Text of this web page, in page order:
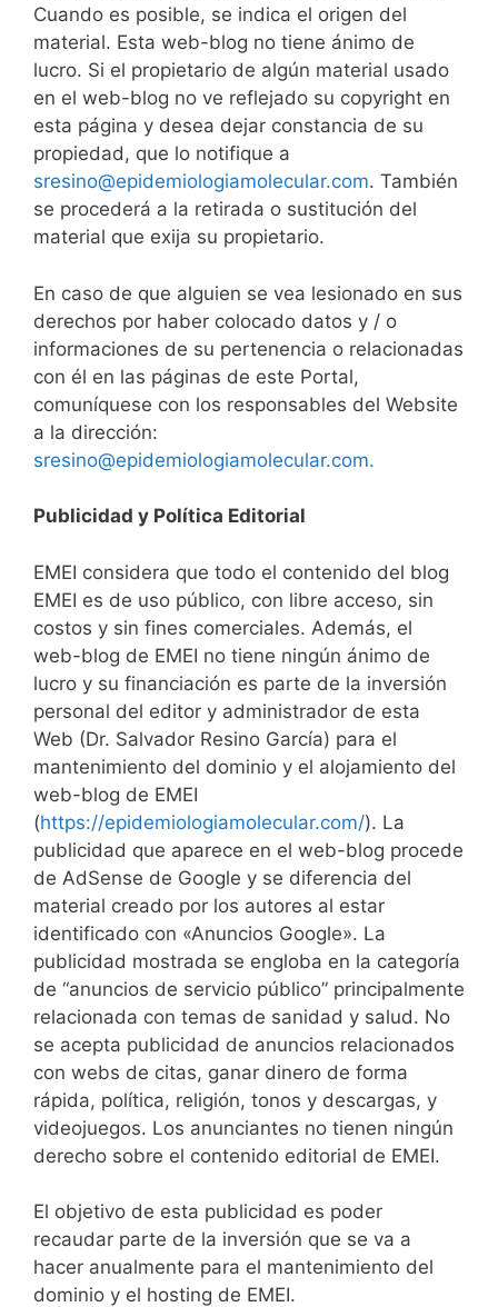
Cuando es posible, se indica el origen del
material. Esta web-blog no tiene ánimo de
lucro. Si el propietario de algún material usado
en el web-blog no ve reflejado su copyright en
esta página y desea dejar constancia de su
propiedad, que lo notifique a
sresino@epidemiologiamolecular.com. También
se procederá a la retirada o sustitución del
material que exija su propietario.
En caso de que alguien se vea lesionado en sus
derechos por haber colocado datos y / o
informaciones de su pertenencia o relacionadas
con él en las páginas de este Portal,
comuníquese con los responsables del Website
a la dirección:
sresino@epidemiologiamolecular.com.
Publicidad y Política Editorial
EMEI considera que todo el contenido del blog
EMEI es de uso público, con libre acceso, sin
costos y sin fines comerciales. Además, el
web-blog de EMEI no tiene ningún ánimo de
lucro y su financiación es parte de la inversión
personal del editor y administrador de esta
Web (Dr. Salvador Resino García) para el
mantenimiento del dominio y el alojamiento del
web-blog de EMEI
(https://epidemiologiamolecular.com/). La
publicidad que aparece en el web-blog procede
de AdSense de Google y se diferencia del
material creado por los autores al estar
identificado con «Anuncios Google». La
publicidad mostrada se engloba en la categoría
de “anuncios de servicio público” principalmente
relacionada con temas de sanidad y salud. No
se acepta publicidad de anuncios relacionados
con webs de citas, ganar dinero de forma
rápida, política, religión, tonos y descargas, y
videojuegos. Los anunciantes no tienen ningún
derecho sobre el contenido editorial de EMEI.
El objetivo de esta publicidad es poder
recaudar parte de la inversión que se va a
hacer anualmente para el mantenimiento del
dominio y el hosting de EMEI.